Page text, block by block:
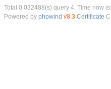
Total 0.032488(s) query 4, Time now
Powered by phpwind v8.3 Certificate